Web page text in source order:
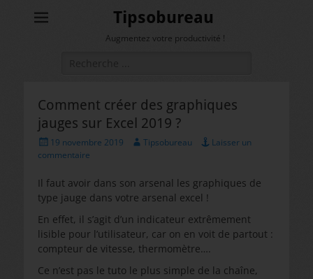
Tipsobureau
Augmentez votre productivité !
Comment créer des graphiques
jauges sur Excel 2019 ?
Posted
on
19 novembre 2019 Author
Tipsobureau
Laisser un
commentaire
Il faut avoir dans son arsenal les graphiques de
type jauge dans votre arsenal excel !
En effet, il s’agit d’un indicateur extrêmement
lisible pour l’utilisateur, car on en voit de partout :
compteur de vitesse, thermomètre….
Ce n’est pas le tuto le plus simple de la chaîne,